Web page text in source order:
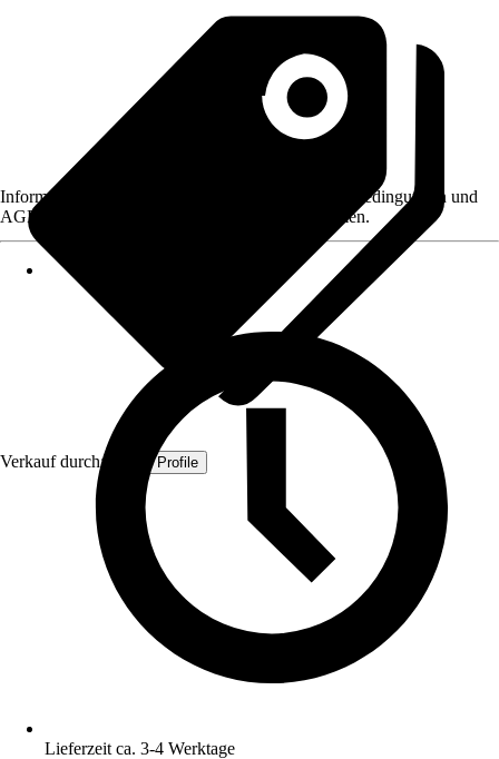
Verkauf durch: Quest Profile
Informationen des Verkäufers, wie z. B. Rückgabebedingungen und
AGB, finden Sie bei Klick auf den Verkäufernamen.
Lieferzeit ca. 3-4 Werktage